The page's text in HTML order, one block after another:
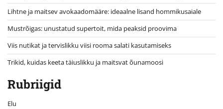
Lihtne ja maitsev avokaadomääre: ideaalne lisand hommikusaiale
Mustrõigas: unustatud supertoit, mida peaksid proovima
Viis nutikat ja tervislikku viisi rooma salati kasutamiseks
Trikid, kuidas keeta täiuslikku ja maitsvat õunamoosi
Rubriigid
Elu